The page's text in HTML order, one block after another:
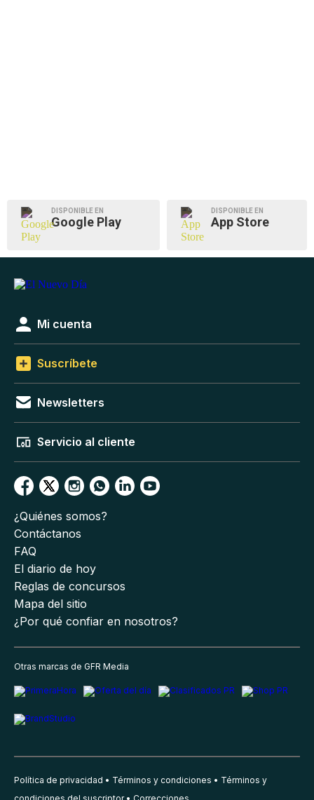
DISPONIBLE EN
Google Play
DISPONIBLE EN
App Store
Mi cuenta
Suscríbete
Newsletters
Servicio al cliente
¿Quiénes somos?
Contáctanos
FAQ
El diario de hoy
Reglas de concursos
Mapa del sitio
¿Por qué confiar en nosotros?
Otras marcas de GFR Media
Política de privacidad Términos y condiciones
Términos y